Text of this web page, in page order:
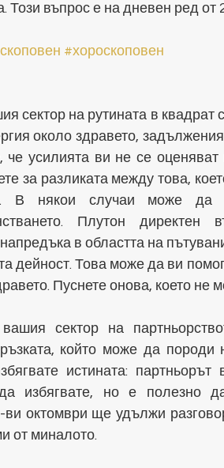
Този въпрос е на дневен ред от
#хороскоповен
сектор на рутината в
около здравето,
че усилията ви не се
за разликата между това,
В някои случаи може да
Плутон
в областта на
дейност. Това може да ви
Пуснете онова, което не
сектор на
който може да
истината:
избягвате, но е полезно
ви октомври ще удължи
от миналото.